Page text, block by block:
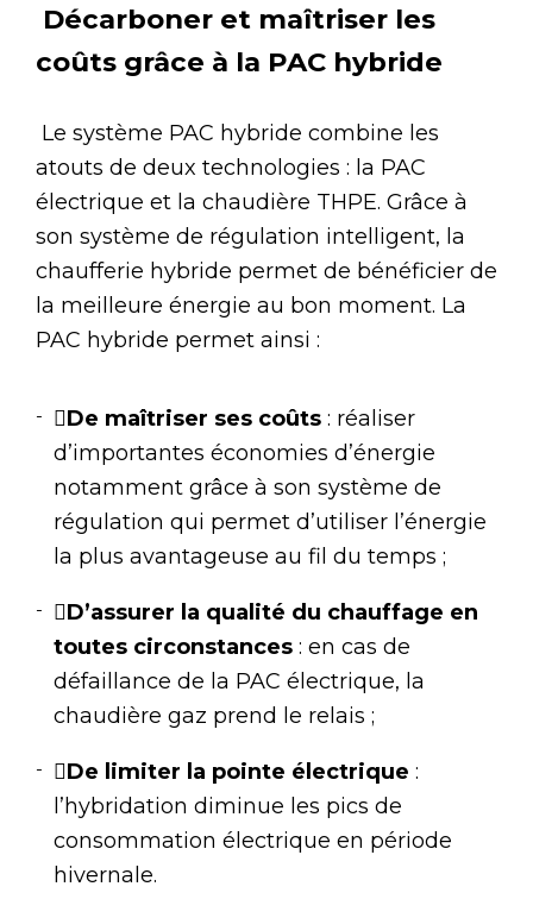
Décarboner et maîtriser les
coûts grâce à la PAC hybride
Le système PAC hybride combine les
atouts de deux technologies : la PAC
électrique et la chaudière THPE. Grâce à
son système de régulation intelligent, la
chaufferie hybride permet de bénéficier de
la meilleure énergie au bon moment. La
PAC hybride permet ainsi :
De maîtriser ses coûts : réaliser
d’importantes économies d’énergie
notamment grâce à son système de
régulation qui permet d’utiliser l’énergie
la plus avantageuse au fil du temps ;
D’assurer la qualité du chauffage en
toutes circonstances : en cas de
défaillance de la PAC électrique, la
chaudière gaz prend le relais ;
De limiter la pointe électrique :
l’hybridation diminue les pics de
consommation électrique en période
hivernale.